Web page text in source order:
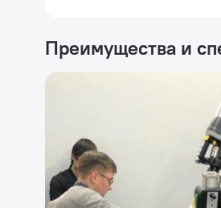
Преимущества и